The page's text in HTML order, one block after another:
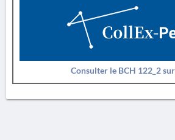
Consulter le BCH 122_2